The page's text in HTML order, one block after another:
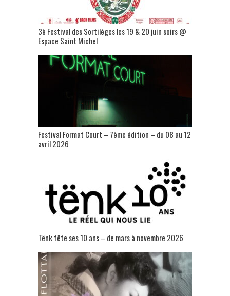
3è Festival des Sortilèges les 19 & 20 juin soirs @
Espace Saint Michel
Festival Format Court – 7ème édition – du 08 au 12
avril 2026
Tënk fête ses 10 ans – de mars à novembre 2026